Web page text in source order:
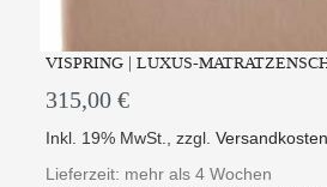
VISPRING | LUXUS-
315,00 €
Inkl. 19% MwSt.,zzgl.Versandkosten
Lieferzeit: mehr als 4 Wochen